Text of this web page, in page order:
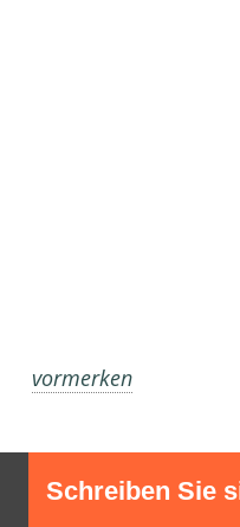
vormerken
Schreiben Sie